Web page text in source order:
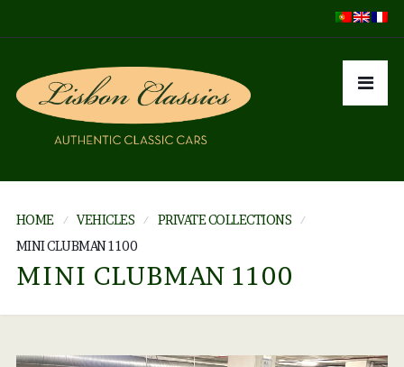
HOME VEHICLES
PRIVATE COLLECTIONS
MINI CLUBMAN 1100
MINI CLUBMAN 1100